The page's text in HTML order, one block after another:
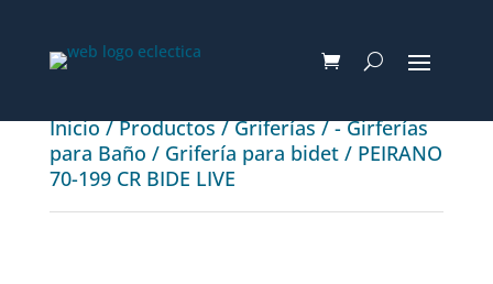
Inicio/Productos/Griferías/- Girferías
para Baño / Grifería para bidet/ PEIRANO
70-199 CR BIDE LIVE